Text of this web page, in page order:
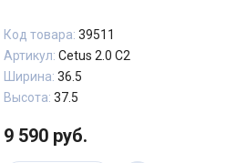
Код товара: 39511
Артикул: Cetus 2.0 C2
Ширина: 36.5
Высота: 37.5
9 590 руб.